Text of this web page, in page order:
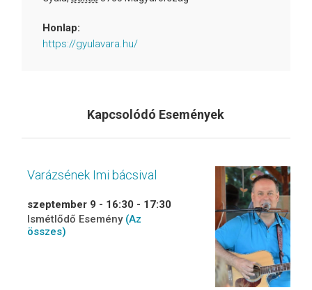
Honlap:
https://gyulavara.hu/
Kapcsolódó Események
Varázsének Imi bácsival
szeptember 9 - 16:30 - 17:30
Ismétlődő Esemény (Az
összes)